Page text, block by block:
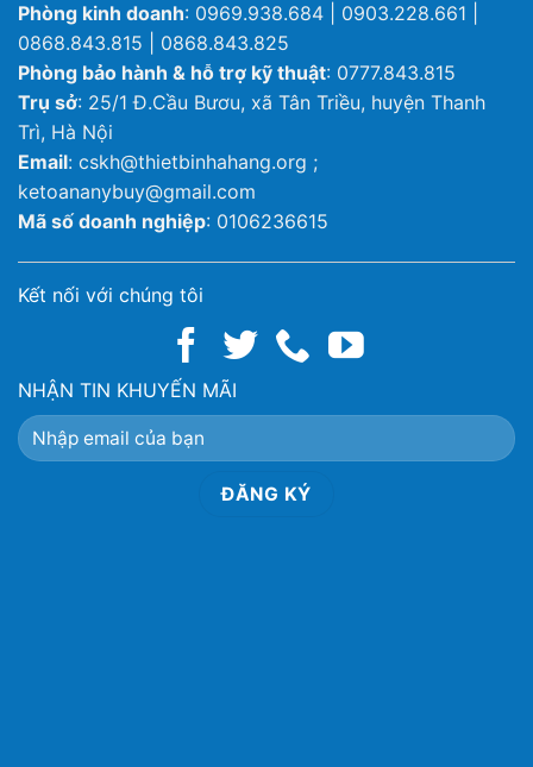
Phòng kinh doanh: 0969.938.684 | 0903.228.661 |
0868.843.815 | 0868.843.825
Phòng bảo hành & hỗ trợ kỹ thuật: 0777.843.815
Trụ sở: 25/1 Đ.Cầu Bươu, xã Tân Triều, huyện Thanh
Trì, Hà Nội
Email: cskh@thietbinhahang.org ;
ketoananybuy@gmail.com
Mã số doanh nghiệp: 0106236615
Kết nối với chúng tôi
NHẬN TIN KHUYẾN MÃI